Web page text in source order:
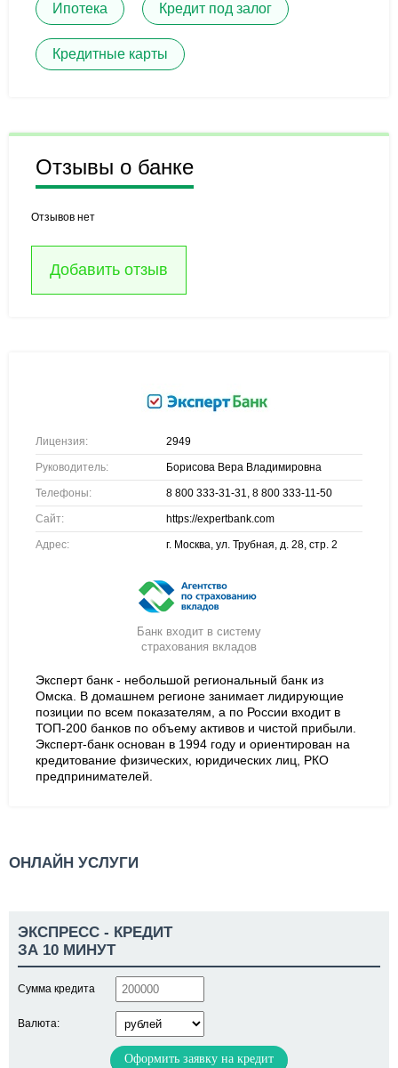
Ипотека Кредит под залог
Кредитные карты
Отзывы о банке
Отзывов нет
Добавить отзыв
Лицензия: 2949
Руководитель: Борисова Вера Владимировна
Телефоны: 8 800 333-31-31, 8 800 333-11-50
Сайт: https://expertbank.com
Адрес: г. Москва, ул. Трубная, д. 28, стр. 2
Банк входит в систему
страхования вкладов
Эксперт банк - небольшой региональный банк из
Омска. В домашнем регионе занимает лидирующие
позиции по всем показателям, а по России входит в
ТОП-200 банков по объему активов и чистой прибыли.
Эксперт-банк основан в 1994 году и ориентирован на
кредитование физических, юридических лиц, РКО
предпринимателей.
ОНЛАЙН УСЛУГИ
ЭКСПРЕСС - КРЕДИТ
ЗА 10 МИНУТ
Сумма кредита
Валюта:
Оформить заявку на кредит